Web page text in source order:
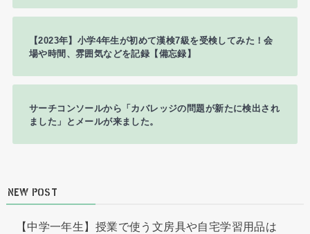
【2023年】小学4年生が初めて漢検7級を受検してみた！会
場や時間、雰囲気などを記録【備忘録】
サーチコンソールから「カバレッジの問題が新たに検出され
ました」とメールが来ました。
NEW POST
【中学一年生】授業で使う文房具や自宅学習用品は